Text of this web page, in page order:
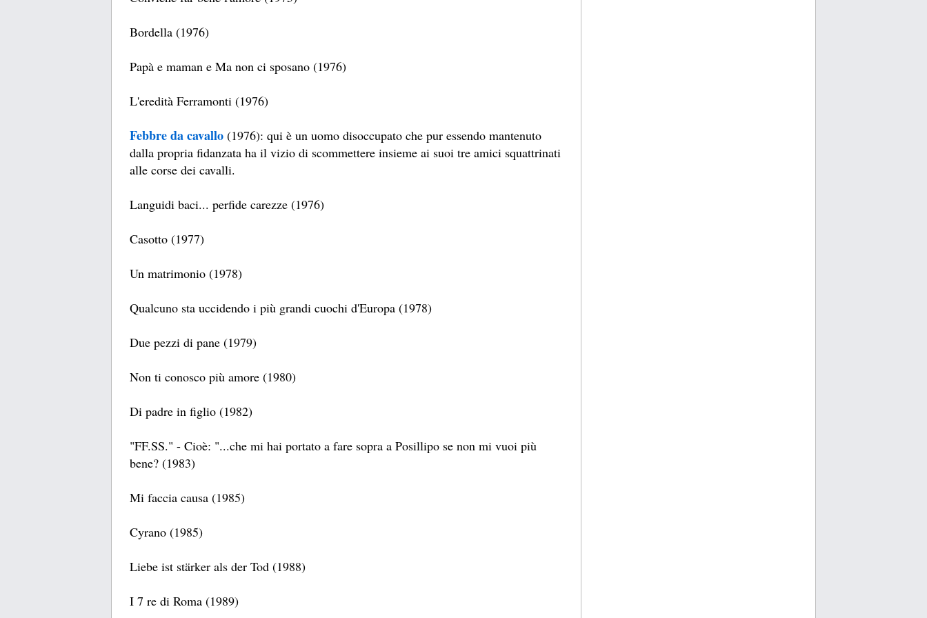
Bordella (1976)
Papà e maman e Ma non ci sposano (1976)
L'eredità Ferramonti (1976)
Febbre da cavallo (1976): qui è un uomo disoccupato che pur essendo mantenuto
dalla propria fidanzata ha il vizio di scommettere insieme ai suoi tre amici squattrinati
alle corse dei cavalli.
Languidi baci... perfide carezze (1976)
Casotto (1977)
Un matrimonio (1978)
Qualcuno sta uccidendo i più grandi cuochi d'Europa (1978)
Due pezzi di pane (1979)
Non ti conosco più amore (1980)
Di padre in figlio (1982)
"FF.SS." - Cioè: "...che mi hai portato a fare sopra a Posillipo se non mi vuoi più
bene? (1983)
Mi faccia causa (1985)
Cyrano (1985)
Liebe ist stärker als der Tod (1988)
I 7 re di Roma (1989)